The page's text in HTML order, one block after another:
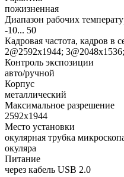
пожизненная
Диапазон рабочих
-10... 50
Кадровая частота, кадров в
2@2592x1944;
Контроль экспозиции
авто/ручной
Корпус
металлический
Максимальное разрешение
2592x1944
Место установки
окулярная трубка
окуляра
Питание
через кабель USB 2.0